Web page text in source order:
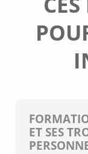
ET SES